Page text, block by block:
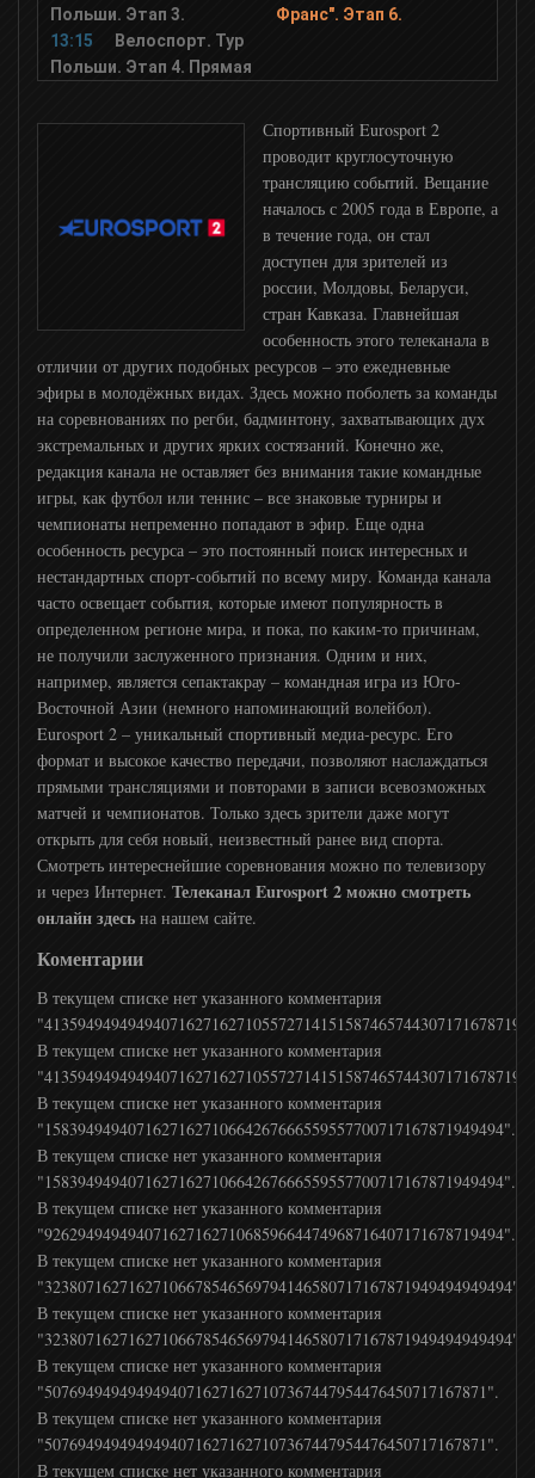
Польши. Этап 3.
13:15
Велоспорт. Тур
Польши. Этап 4. Прямая
Франс". Этап 6.
Спортивный Eurosport 2
проводит круглосуточную
трансляцию событий. Вещание
началось с 2005 года в Европе, а
в течение года, он стал
доступен для зрителей из
россии, Молдовы, Беларуси,
стран Кавказа. Главнейшая
особенность этого телеканала в
отличии от других подобных ресурсов – это ежедневные
эфиры в молодёжных видах. Здесь можно поболеть за команды
на соревнованиях по регби, бадминтону, захватывающих дух
экстремальных и других ярких состязаний. Конечно же,
редакция канала не оставляет без внимания такие командные
игры, как футбол или теннис – все знаковые турниры и
чемпионаты непременно попадают в эфир. Еще одна
особенность ресурса – это постоянный поиск интересных и
нестандартных спорт-событий по всему миру. Команда канала
часто освещает события, которые имеют популярность в
определенном регионе мира, и пока, по каким-то причинам,
не получили заслуженного признания. Одним и них,
например, является сепактакрау – командная игра из Юго-
Восточной Азии (немного напоминающий волейбол).
Eurosport 2 – уникальный спортивный медиа-ресурс. Его
формат и высокое качество передачи, позволяют наслаждаться
прямыми трансляциями и повторами в записи всевозможных
матчей и чемпионатов. Только здесь зрители даже могут
открыть для себя новый, неизвестный ранее вид спорта.
Смотреть интереснейшие соревнования можно по телевизору
и через Интернет. Телеканал Eurosport 2 можно смотреть
онлайн здесь на нашем сайте.
Коментарии
В текущем списке нет указанного комментария
В текущем списке нет указанного комментария
В текущем списке нет указанного комментария
"1583949494071627162710664267666559557700717167871949494".
В текущем списке нет указанного комментария
"1583949494071627162710664267666559557700717167871949494".
В текущем списке нет указанного комментария
"9262949494940716271627106859664474968716407171678719494".
В текущем списке нет указанного комментария
"32380716271627106678546569794146580717167871949494949494".
В текущем списке нет указанного комментария
"32380716271627106678546569794146580717167871949494949494".
В текущем списке нет указанного комментария
"50769494949494940716271627107367447954476450717167871".
В текущем списке нет указанного комментария
"50769494949494940716271627107367447954476450717167871".
В текущем списке нет указанного комментария